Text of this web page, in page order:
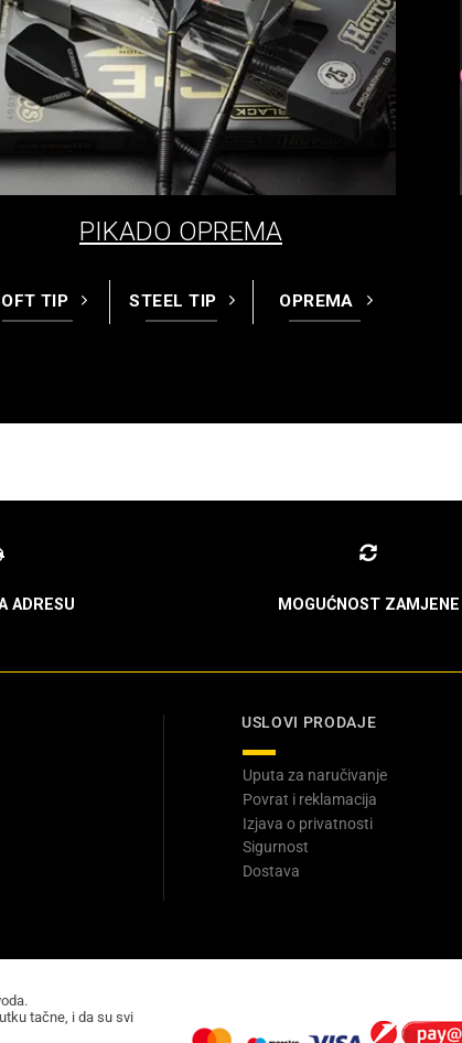
PIKADO OPREMA
TIP STEEL TIP OPREMA
ADRESU MOGUĆNOST ZAMJENE
USLOVI PRODAJE
Uputa za naručivanje
Povrat i reklamacija
Izjava o privatnosti
Sigurnost
Dostava
tačne, i da su svi